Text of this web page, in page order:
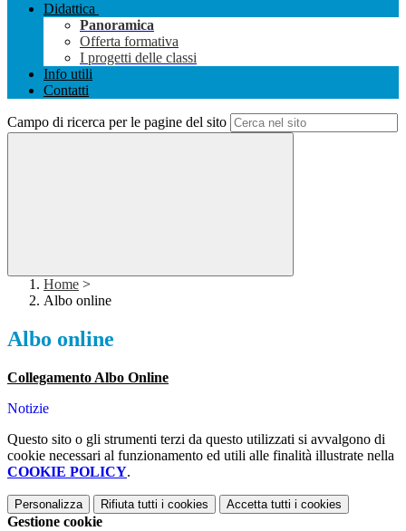
Didattica
Panoramica
Offerta formativa
I progetti delle classi
Info utili
Contatti
Campo di ricerca per le pagine del sito
Home >
Albo online
Albo online
Collegamento Albo Online
Notizie
Questo sito o gli strumenti terzi da questo utilizzati si avvalgono di
cookie necessari al funzionamento ed utili alle finalità illustrate nella
COOKIE POLICY.
Personalizza Rifiuta tutti i cookies Accetta tutti i cookies
Gestione cookie